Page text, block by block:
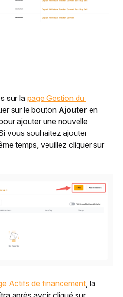
sur la page Gestion du
sur le bouton Ajouter en
ajouter une nouvelle
vous souhaitez ajouter
Actifs de financement , la